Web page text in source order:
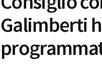
Galimberti